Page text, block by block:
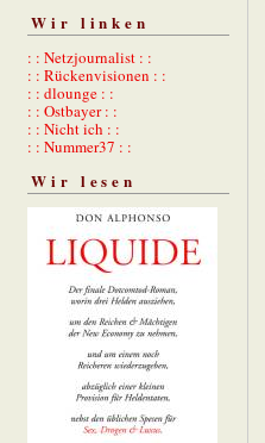
Wir linken
: : Netzjournalist : :
: : Rückenvisionen : :
: : dlounge : :
: : Ostbayer : :
: : Nicht ich : :
: : Nummer37 : :
Wir lesen